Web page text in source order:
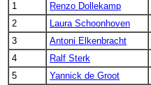
1
Renzo Dollekamp
2
Laura Schoonhoven
3
Antoni Elkenbracht
4
Ralf Sterk
5
Yannick de Groot